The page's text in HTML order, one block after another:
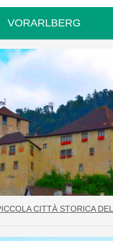
VORARLBERG
CITTÀ STORICA